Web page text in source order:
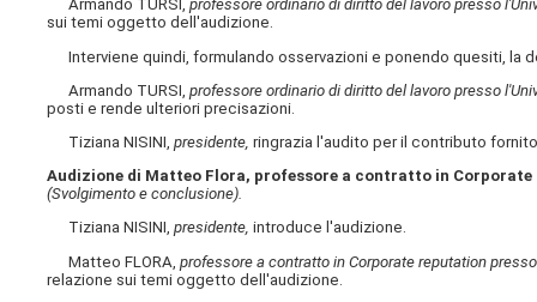
Armando TURSI,professore ordinario di diritto del lavoro presso
sui temi oggetto dell'audizione.
Interviene quindi, formulando osservazioni e ponendo quesiti, la
Armando TURSI,professore ordinario di diritto del lavoro presso
posti e rende ulteriori precisazioni.
Tiziana NISINI, presidente, ringrazia l'audito per il contributo
Audizione di Matteo Flora, professore a contratto in
(Svolgimento e conclusione).
Tiziana NISINI, presidente, introduce l'audizione.
Matteo FLORA,professore a contratto in Corporate reputation
relazione sui temi oggetto dell'audizione.